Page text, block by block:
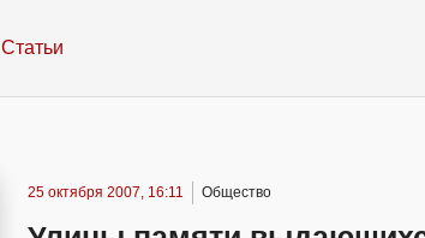
Статьи
25 октября 2007, 16:11 Общество